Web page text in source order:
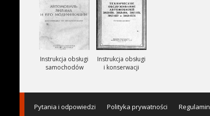
Instrukcja obsługi
samochodów
Instrukcja obsługi
i konserwacji
ZIŁ-157, ZIŁ-157K
Pytania i odpowiedzi Polityka prywatności Regulamin